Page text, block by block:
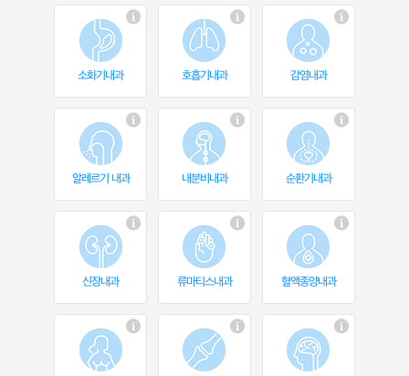
소화기내과 호흡기내과 감염내과
알레르기 내과 내분비내과 순환기내과
신장내과 류마티스내과 혈액종양내과